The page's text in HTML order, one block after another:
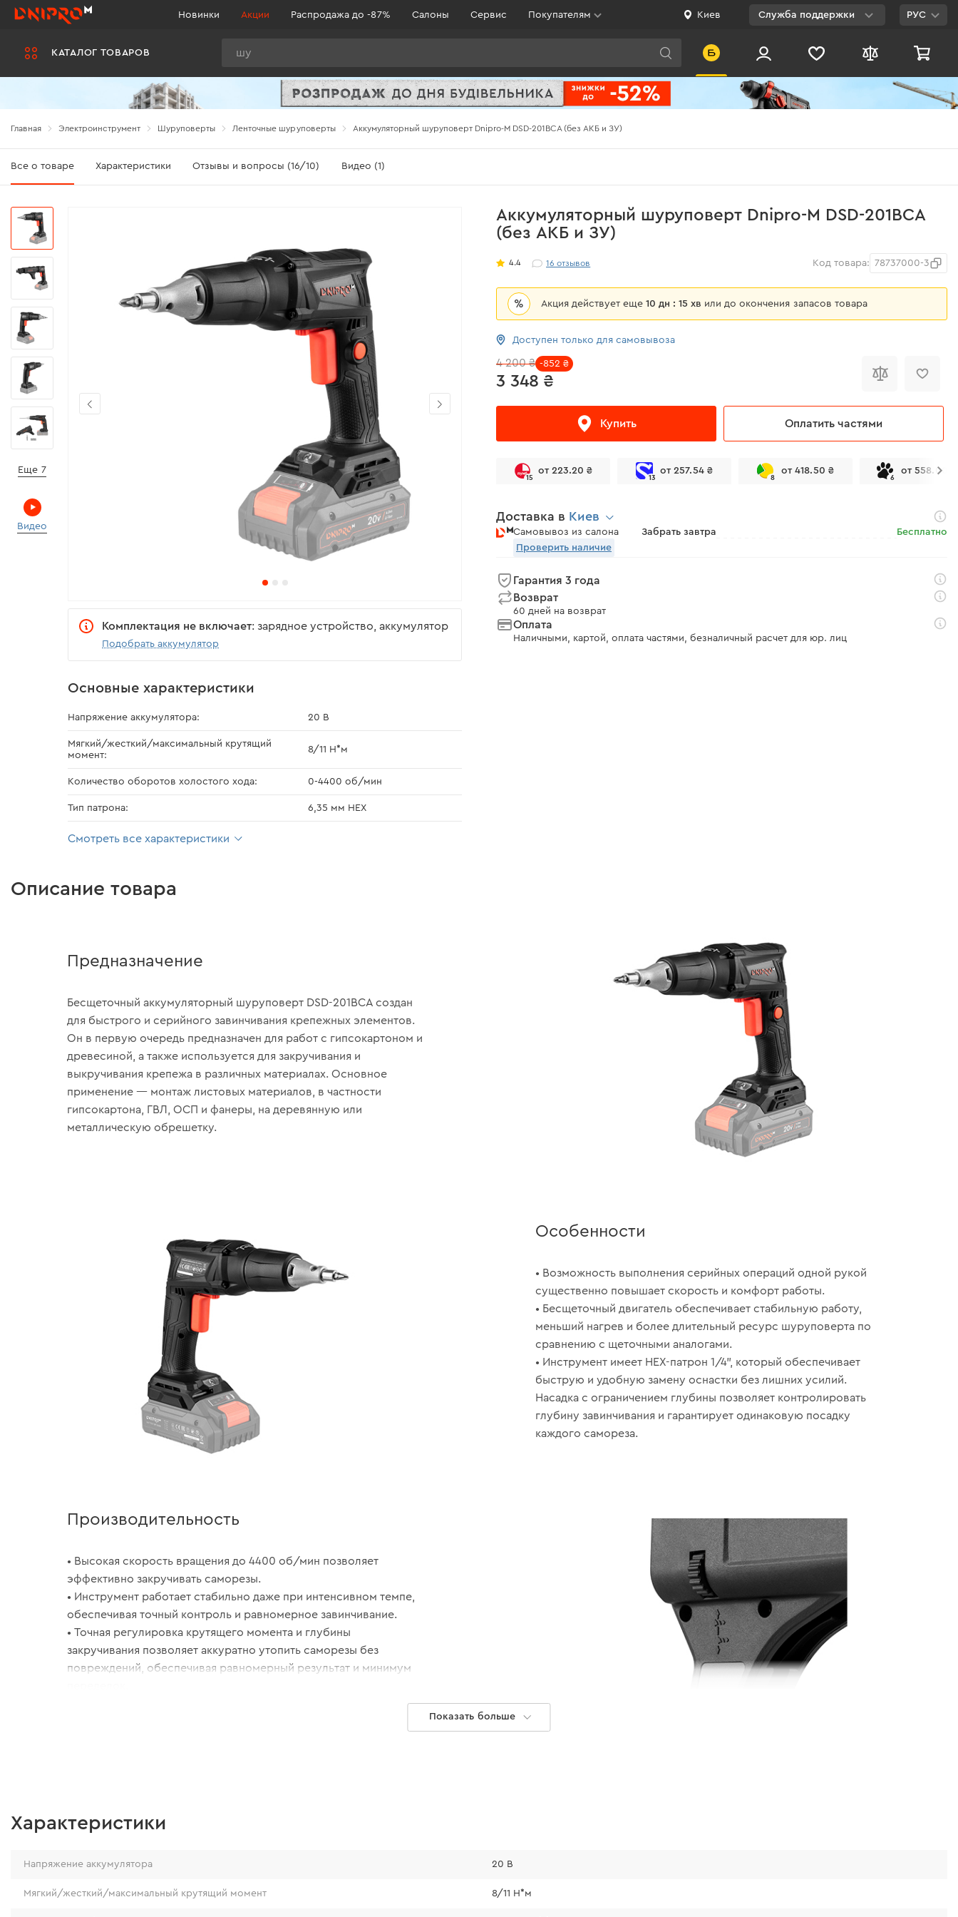
КАТАЛОГ ТОВАРОВ
Новинки Акции Распродажа до -87% Салоны Сервис Покупателям Киев Служба поддержки
0 800 200 500
РУС
Главная Электроинструмент Шуруповерты Ленточные шуруповерты Аккумуляторный шуруповерт Dnipro-M DSD-201BCA (без АКБ и ЗУ)
Все о товаре Характеристики Отзывы и вопросы (16/10) Видео (1)
Аккумуляторный шуруповерт Dnipro-M DSD-201BCA
(без АКБ и ЗУ)
4.4 16отзывов Код товара: 78737000-3
% Акция действует еще10 дн : 15 хв или до окончения запасов товара
Доступен только для самовывоза
3 348 ₴
4 200 ₴ -852 ₴
Купить Оплатить частями
15
от 223.20 ₴
13
от 257.54 ₴
8
от 418.50 ₴
6
от 558.00 ₴
Доставка в Киев
Самовывоз из салона Забрать завтра
Бесплатно
Проверить наличие
Гарантия 3 года
Возврат
60 дней на возврат
Оплата
Наличными, картой, оплата частями, безналичный расчет для юр. лиц
Еще 7
Видео
Комплектация не включает: зарядное устройство, аккумулятор
Подобрать аккумулятор
Основные характеристики
Напряжение аккумулятора: 20 В
Мягкий/жесткий/максимальный крутящий
момент:
8/11 Н*м
Количество оборотов холостого хода: 0-4400 об/мин
Тип патрона: 6,35 мм HEX
Смотреть все характеристики
Описание товара
Предназначение
Бесщеточный аккумуляторный шуруповерт DSD-201BCA создан
для быстрого и серийного завинчивания крепежных элементов.
Он в первую очередь предназначен для работ с гипсокартоном и
древесиной, а также используется для закручивания и
выкручивания крепежа в различных материалах. Основное
применение — монтаж листовых материалов, в частности
гипсокартона, ГВЛ, ОСП и фанеры, на деревянную или
металлическую обрешетку.
Особенности
• Возможность выполнения серийных операций одной рукой
существенно повышает скорость и комфорт работы.
• Бесщеточный двигатель обеспечивает стабильную работу,
меньший нагрев и более длительный ресурс шуруповерта по
сравнению с щеточными аналогами.
• Инструмент имеет HEX-патрон 1/4", который обеспечивает
быструю и удобную замену оснастки без лишних усилий.
Насадка с ограничением глубины позволяет контролировать
глубину завинчивания и гарантирует одинаковую посадку
каждого самореза.
Производительность
• Высокая скорость вращения до 4400 об/мин позволяет
эффективно закручивать саморезы.
• Инструмент работает стабильно даже при интенсивном темпе,
обеспечивая точный контроль и равномерное завинчивание.
• Точная регулировка крутящего момента и глубины
закручивания позволяет аккуратно утопить саморезы без
повреждений, обеспечивая равномерный результат и минимум
Показать больше
Характеристики
Напряжение аккумулятора 20 В
Мягкий/жесткий/максимальный крутящий момент 8/11 Н*м